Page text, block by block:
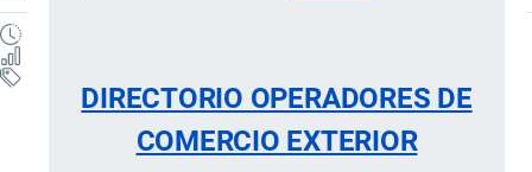
DIRECTORIO OPERADORES DE
COMERCIO EXTERIOR
Importaciones